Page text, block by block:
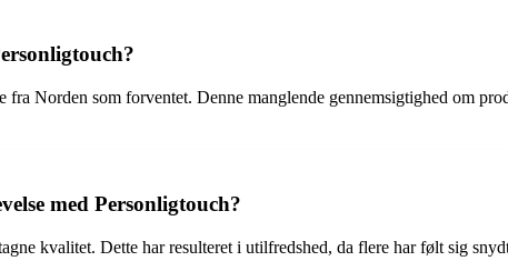
Norden som forventet. Denne manglende gennemsigtighed om
med Personligtouch?
kvalitet. Dette har resulteret i utilfredshed, da flere har følt sig